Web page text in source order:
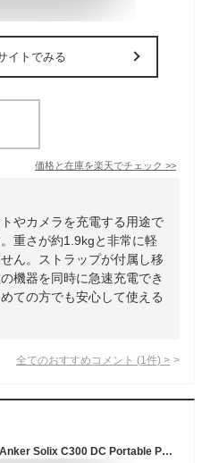
イトでみる
価格と在庫を楽天でチェック >>
やカメラを充電する用途で
重さが約1.9kgと非常に軽
ん。ストラップが付属し移
機器を同時に急速充電でき
ての方でも安心して使える
全てのおすすめコメント (1 件) >
【5/1限定 最大10%OFFクーポン】Anker Solix C300 DC Portable Power Station ポータブル電源 288Wh小型 軽量 1.5時間満充電 合計最大出力300W DC/USB-C/USB-A出力 7ポート アプリ遠隔操作 リン酸鉄 蓄電池 ポータブルバッテリー 長寿命 小型 ストラップ付き